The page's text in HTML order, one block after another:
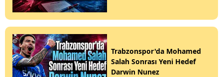
Trabzonspor'da Mohamed
Salah Sonrası Yeni Hedef
Darwin Nunez